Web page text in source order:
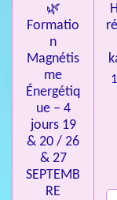
🌿
Formatio
n
Magnétis
me
Énergétiq
ue – 4
jours 19
& 20 / 26
& 27
SEPTEMB
RE